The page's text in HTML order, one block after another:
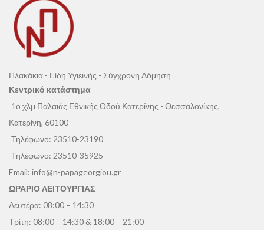
Πλακάκια - Είδη Υγιεινής - Σύγχρονη Δόμηση
Κεντρικό κατάστημα
1ο χλμ Παλαιάς Εθνικής Οδού Κατερίνης - Θεσσαλονίκης,
Κατερίνη, 60100
Τηλέφωνο: 23510-23190
Τηλέφωνο: 23510-35925
Email: info@n-papageorgiou.gr
ΩΡΑΡΙΟ ΛΕΙΤΟΥΡΓΙΑΣ
Δευτέρα: 08:00 – 14:30
Τρίτη: 08:00 – 14:30 & 18:00 – 21:00